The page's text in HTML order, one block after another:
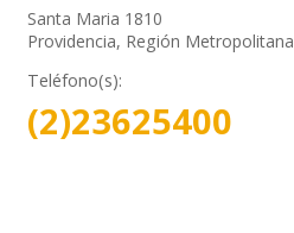
Santa Maria 1810
Providencia, Región Metropolitana
Teléfono(s):
(2)23625400